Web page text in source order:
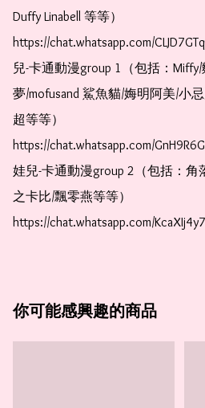
Duffy Linabell 等等）
https://chat.whatsapp.com/
兒-卡通動漫group 1（包括：
夢/mofusand 鯊魚貓/娒明阿美/小
超等等）
https://chat.whatsapp.com/
娃兒-卡通動漫group 2（包括：角
之卡比/飄零燕等等）
https://chat.whatsapp.com/
你可能感興趣的商品